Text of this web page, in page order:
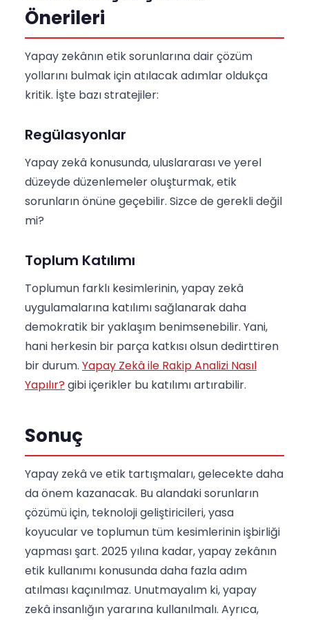
Önerileri
Yapay zekânın etik sorunlarına dair çözüm
yollarını bulmak için atılacak adımlar oldukça
kritik. İşte bazı stratejiler:
Regülasyonlar
Yapay zekâ konusunda, uluslararası ve yerel
düzeyde düzenlemeler oluşturmak, etik
sorunların önüne geçebilir. Sizce de gerekli değil
mi?
Toplum Katılımı
Toplumun farklı kesimlerinin, yapay zekâ
uygulamalarına katılımı sağlanarak daha
demokratik bir yaklaşım benimsenebilir. Yani,
hani herkesin bir parça katkısı olsun dedirttiren
bir durum. Yapay Zekâ ile Rakip Analizi Nasıl
Yapılır? gibi içerikler bu katılımı artırabilir.
Sonuç
Yapay zekâ ve etik tartışmaları, gelecekte daha
da önem kazanacak. Bu alandaki sorunların
çözümü için, teknoloji geliştiricileri, yasa
koyucular ve toplumun tüm kesimlerinin işbirliği
yapması şart. 2025 yılına kadar, yapay zekânın
etik kullanımı konusunda daha fazla adım
atılması kaçınılmaz. Unutmayalım ki, yapay
zekâ insanlığın yararına kullanılmalı. Ayrıca,